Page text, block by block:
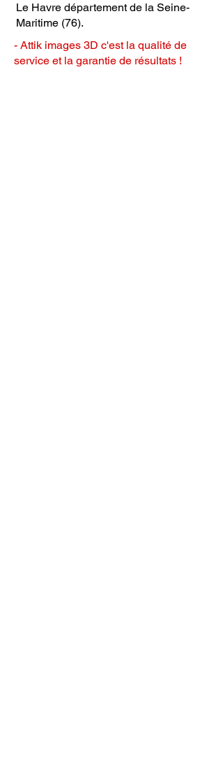
Le Havre département de la Seine-
Maritime (76).
- Attik images 3D c'est la qualité de
service et la garantie de résultats !